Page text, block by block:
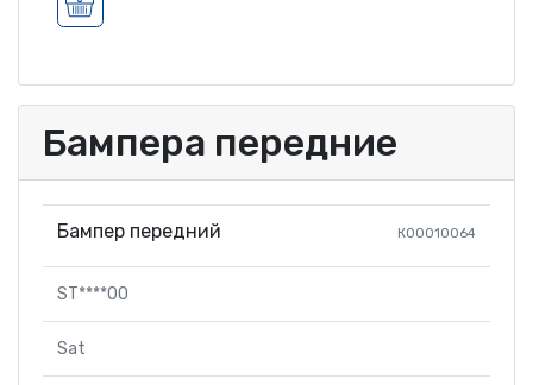
Бампера передние
Бампер передний К00010064
ST****00
Sat